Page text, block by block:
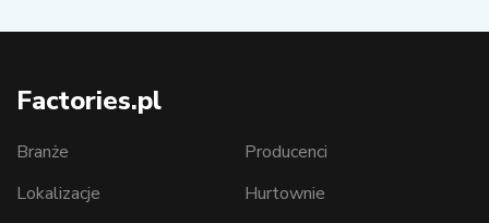
Factories.pl
Branże
Lokalizacje
Producenci
Hurtownie